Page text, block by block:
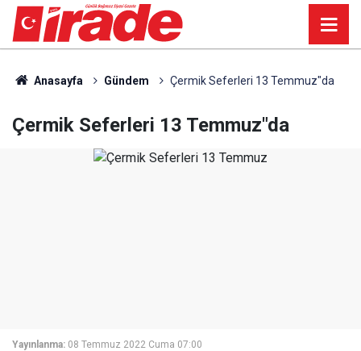
Anasayfa Gündem Çermik Seferleri 13 Temmuz"da
Çermik Seferleri 13 Temmuz"da
Yayınlanma: 08 Temmuz 2022 Cuma 07:00